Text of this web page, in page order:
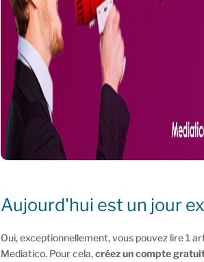
Aujourd'hui est un jour
Oui, exceptionnellement, vous pouvez lire 1
Mediatico. Pour cela,créez un compte